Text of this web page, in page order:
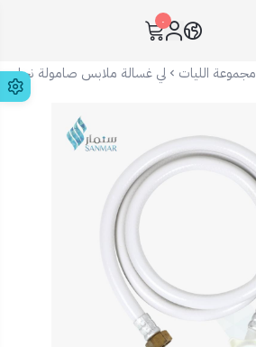
٠
مجموعة الليات لي غسالة ملابس صامولة